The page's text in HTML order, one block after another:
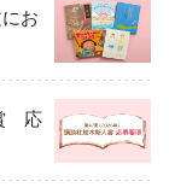
お
応